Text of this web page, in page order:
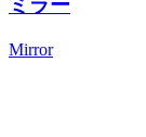
ミラー
Mirror